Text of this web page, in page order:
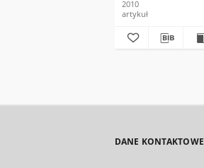
2010
artykuł
DANE KONTAKTOWE